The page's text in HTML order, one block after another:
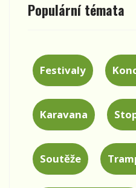
Populární témata
Festivaly
Karavana
Soutěže